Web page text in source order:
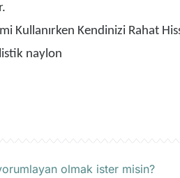
Kullanırken Kendinizi Rahat
naylon
olmak ister misin?